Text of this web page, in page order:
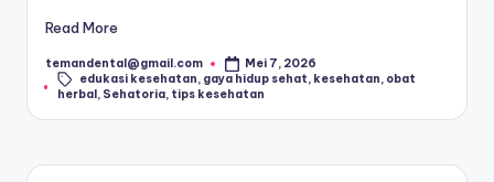
t
&
In
f
o
Read More
Posted
by
temandental@gmail.com
Mei 7, 2026
Tags:edukasi kesehatan, gaya hidup sehat, kesehatan, obat
herbal, Sehatoria, tips kesehatan